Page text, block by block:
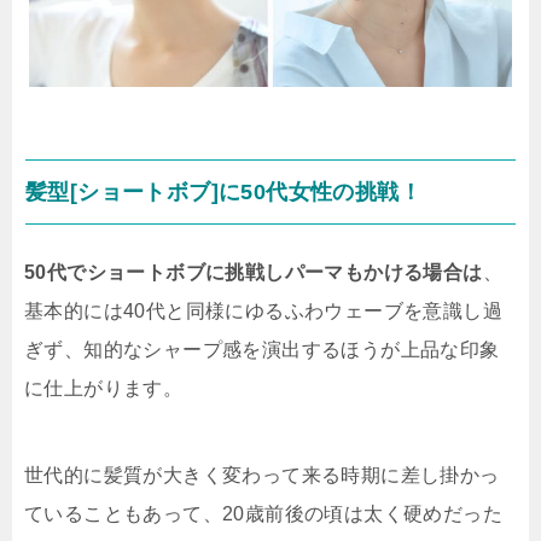
髪型[ショートボブ]に50代女性の挑戦！
50代でショートボブに挑戦しパーマもかける場合は
基本的には40代と同様にゆるふわウェーブを意識し過
ぎず、知的なシャープ感を演出するほうが上品な印象
に仕上がります。
世代的に髪質が大きく変わって来る時期に差し掛かっ
ていることもあって、20歳前後の頃は太く硬めだった